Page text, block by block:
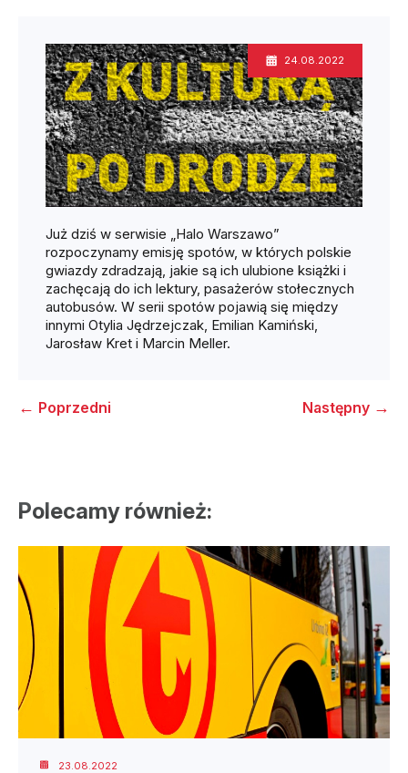
24.08.2022
Już dziś w serwisie „Halo Warszawo”
rozpoczynamy emisję spotów, w których polskie
gwiazdy zdradzają, jakie są ich ulubione książki i
zachęcają do ich lektury, pasażerów stołecznych
autobusów. W serii spotów pojawią się między
innymi Otylia Jędrzejczak, Emilian Kamiński,
Jarosław Kret i Marcin Meller.
← Poprzedni Następny →
Polecamy również:
23.08.2022